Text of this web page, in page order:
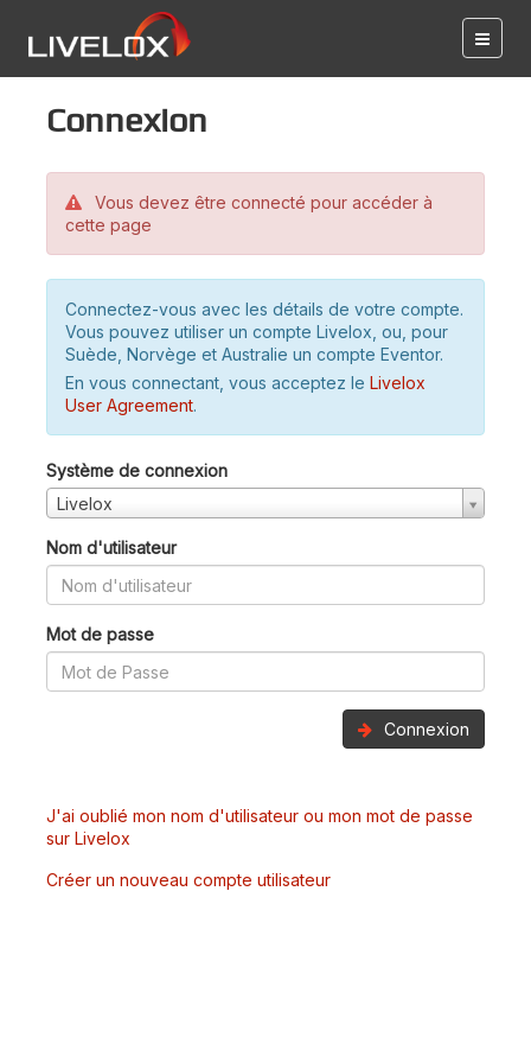
Connexion
Vous devez être connecté pour accéder à
cette page
Connectez-vous avec les détails de votre compte.
Vous pouvez utiliser un compte Livelox, ou, pour
Suède, Norvège et Australie un compte Eventor.
En vous connectant, vous acceptez le Livelox
User Agreement.
Système de connexion
Livelox
Nom d'utilisateur
Mot de passe
Connexion
J'ai oublié mon nom d'utilisateur ou mon mot de passe
sur Livelox
Créer un nouveau compte utilisateur